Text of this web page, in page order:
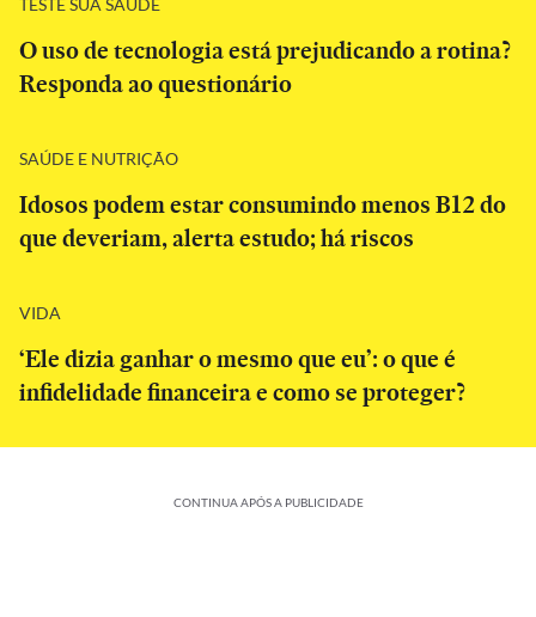
O uso de tecnologia está prejudicando a rotina?
Responda ao questionário
SAÚDE E NUTRIÇÃO
Idosos podem estar consumindo menos B12 do
que deveriam, alerta estudo; há riscos
VIDA
‘Ele dizia ganhar o mesmo que eu’: o que é
infidelidade financeira e como se proteger?
CONTINUA APÓS A PUBLICIDADE